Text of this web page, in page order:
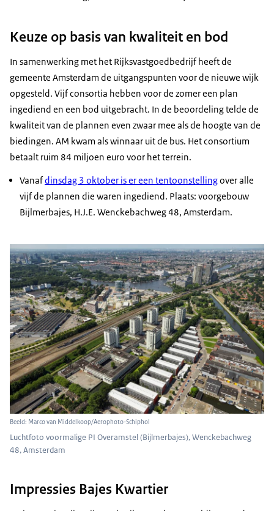
Keuze op basis van kwaliteit en bod
In samenwerking met het Rijksvastgoedbedrijf heeft de
gemeente Amsterdam de uitgangspunten voor de nieuwe wijk
opgesteld. Vijf consortia hebben voor de zomer een plan
ingediend en een bod uitgebracht. In de beoordeling telde de
kwaliteit van de plannen even zwaar mee als de hoogte van de
biedingen. AM kwam als winnaar uit de bus. Het consortium
betaalt ruim 84 miljoen euro voor het terrein.
Vanafdinsdag 3 oktober is er een tentoonstellingover alle
vijf de plannen die waren ingediend. Plaats: voorgebouw
Bijlmerbajes, H.J.E. Wenckebachweg 48, Amsterdam.
Beeld: Marco van Middelkoop/Aerophoto-Schiphol
Luchtfoto voormalige PI Overamstel (Bijlmerbajes), Wenckebachweg
48, Amsterdam
Impressies Bajes Kwartier